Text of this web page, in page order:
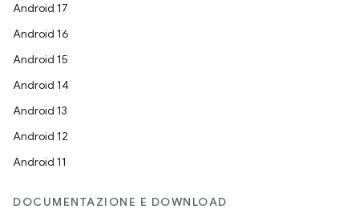
Android 17
Android 16
Android 15
Android 14
Android 13
Android 12
Android 11
DOCUMENTAZIONE E DOWNLOAD